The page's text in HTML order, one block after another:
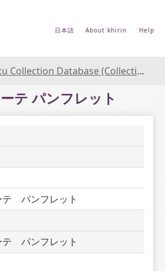
日本語 About khirin Help
(Collections Database of the National Museum of Japanese History)
テ パンフレット
　パンフレット
　パンフレット